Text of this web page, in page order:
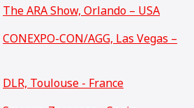
The ARA Show, Orlando – USA
CONEXPO-CON/AGG, Las Vegas –
DLR, Toulouse - France